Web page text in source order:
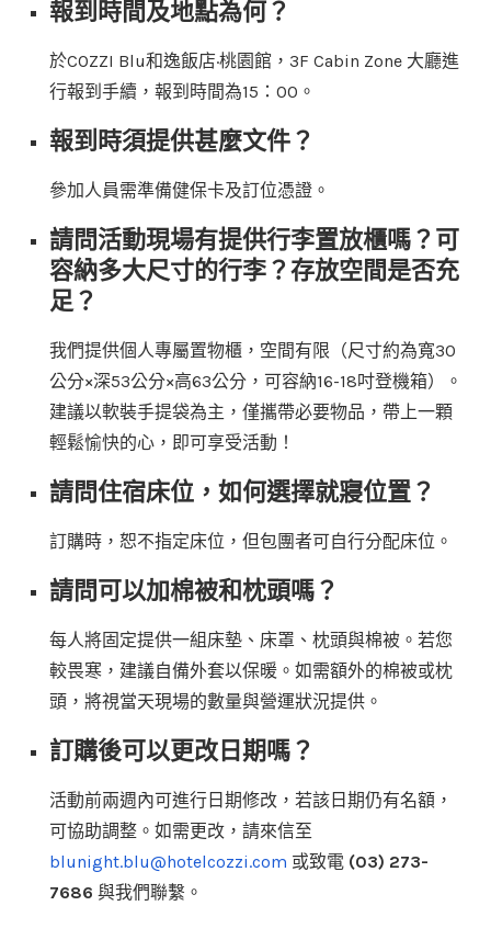
報到時間及地點為何？
於COZZI Blu和逸飯店·桃園館，3F Cabin Zone 大廳進
行報到手續，報到時間為15：00。
報到時須提供甚麼文件？
參加人員需準備健保卡及訂位憑證。
請問活動現場有提供行李置放櫃嗎？可
容納多大尺寸的行李？存放空間是否充
足？
我們提供個人專屬置物櫃，空間有限（尺寸約為寬30
公分×深53公分×高63公分，可容納16-18吋登機箱）。
建議以軟裝手提袋為主，僅攜帶必要物品，帶上一顆
輕鬆愉快的心，即可享受活動！
請問住宿床位，如何選擇就寢位置？
訂購時，恕不指定床位，但包團者可自行分配床位。
請問可以加棉被和枕頭嗎？
每人將固定提供一組床墊、床罩、枕頭與棉被。若您
較畏寒，建議自備外套以保暖。如需額外的棉被或枕
頭，將視當天現場的數量與營運狀況提供。
訂購後可以更改日期嗎？
活動前兩週內可進行日期修改，若該日期仍有名額，
可協助調整。如需更改，請來信至
blunight.blu@hotelcozzi.com 或致電 (03) 273-
7686 與我們聯繫。